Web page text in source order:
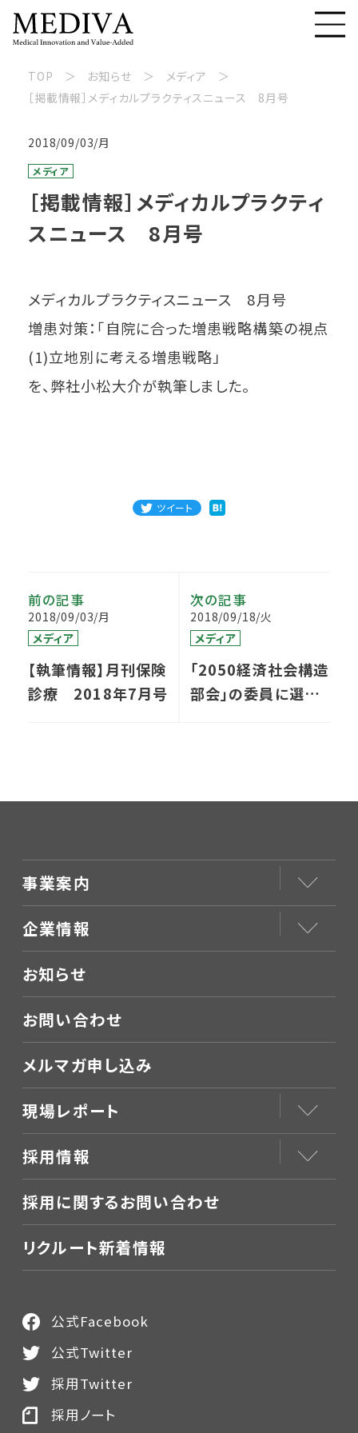
TOP お知らせ
メディア
［掲載情報］メディカルプラクティスニュース 8月号
2018/09/03/月
メディア
［掲載情報］メディカルプラクティ
スニュース 8月号
メディカルプラクティスニュース 8月号
増患対策：「自院に合った増患戦略構築の視点
(1)立地別に考える増患戦略」
を、弊社小松大介が執筆しました。
ツイート
前の記事
2018/09/03/月
メディア
【執筆情報】月刊保険
診療 2018年7月号
次の記事
2018/09/18/火
メディア
「2050経済社会構造
部会」の委員に選出
事業案内
企業情報
お知らせ
お問い合わせ
メルマガ申し込み
現場レポート
採用情報
採用に関するお問い合わせ
リクルート新着情報
公式Facebook
公式Twitter
採用Twitter
採用ノート